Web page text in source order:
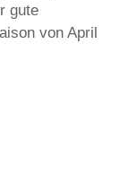
gute
von April